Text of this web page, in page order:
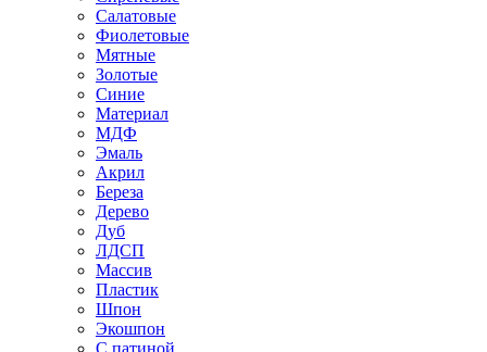
Салатовые
Фиолетовые
Мятные
Золотые
Синие
Материал
МДФ
Эмаль
Акрил
Береза
Дерево
Дуб
ЛДСП
Массив
Пластик
Шпон
Экошпон
С патиной